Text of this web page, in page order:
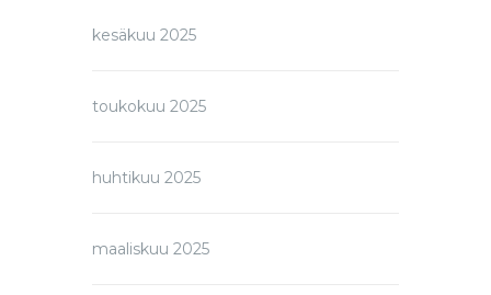
kesäkuu 2025
toukokuu 2025
huhtikuu 2025
maaliskuu 2025